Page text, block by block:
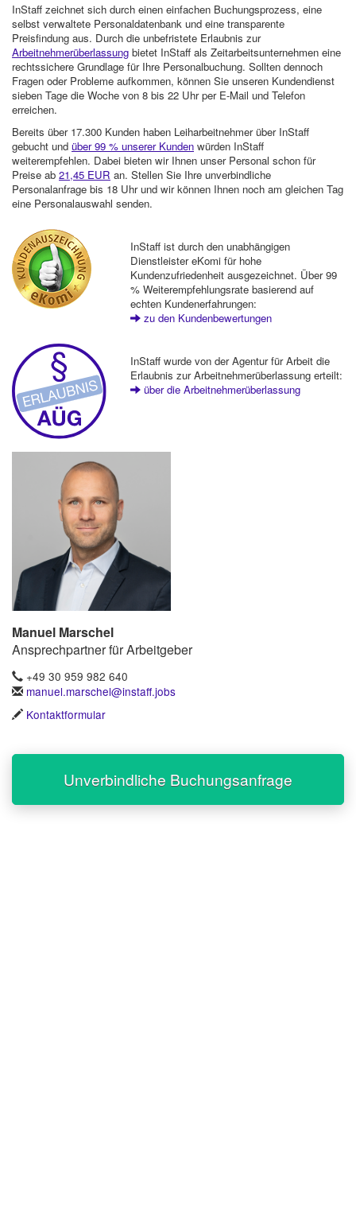
InStaff zeichnet sich durch einen einfachen Buchungsprozess, eine
selbst verwaltete Personaldatenbank und eine transparente
Preisfindung aus. Durch die unbefristete Erlaubnis zur
Arbeitnehmerüberlassung bietet InStaff als Zeitarbeitsunternehmen eine
rechtssichere Grundlage für Ihre Personalbuchung. Sollten dennoch
Fragen oder Probleme aufkommen, können Sie unseren Kundendienst
sieben Tage die Woche von 8 bis 22 Uhr per E-Mail und Telefon
erreichen.
Bereits über 17.300 Kunden haben Leiharbeitnehmer über InStaff
gebucht und über 99 % unserer Kunden würden InStaff
weiterempfehlen. Dabei bieten wir Ihnen unser Personal schon für
Preise ab 21,45 EUR an. Stellen Sie Ihre unverbindliche
Personalanfrage bis 18 Uhr und wir können Ihnen noch am gleichen Tag
eine Personalauswahl senden.
InStaff ist durch den unabhängigen
Dienstleister eKomi für hohe
Kundenzufriedenheit ausgezeichnet. Über 99
% Weiterempfehlungsrate basierend auf
echten Kundenerfahrungen:
zu den Kundenbewertungen
InStaff wurde von der Agentur für Arbeit die
Erlaubnis zur Arbeitnehmerüberlassung erteilt:
über die Arbeitnehmerüberlassung
Manuel Marschel
Ansprechpartner für Arbeitgeber
+49 30 959 982 640
manuel.marschel@instaff.jobs
Kontaktformular
Unverbindliche Buchungsanfrage